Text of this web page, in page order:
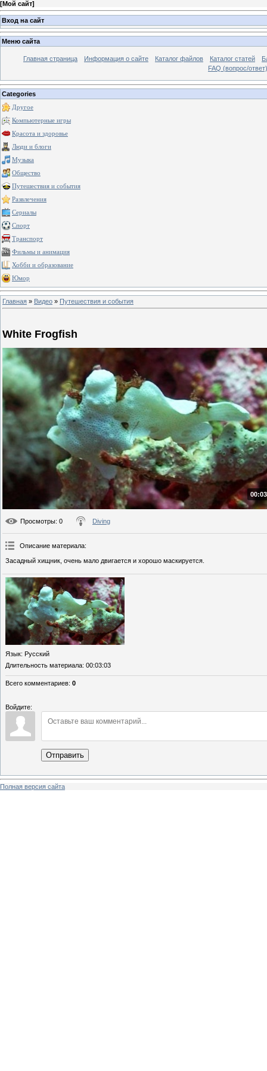
[Мой сайт]
Вход на сайт
Меню сайта
Главная страница Информация о сайте Каталог файлов Каталог статей
FAQ (вопрос/ответ)
Categories
Другое
Компьютерные игры
Красота и здоровье
Люди и блоги
Музыка
Общество
Путешествия и события
Развлечения
Сериалы
Спорт
Транспорт
Фильмы и анимация
Хобби и образование
Юмор
Главная » Видео » Путешествия и события
White Frogfish
Просмотры: 0 Diving
Описание материала:
Засадный хищник, очень мало двигается и хорошо маскируется.
Язык: Русский
Длительность материала: 00:03:03
Всего комментариев: 0
Войдите:
Отправить
Полная версия сайта